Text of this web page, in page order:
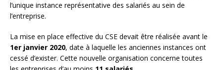
l’unique instance représentative des salariés au sein de
l’entreprise.
La mise en place effective du CSE devait être réalisée avant le
1er janvier 2020, date à laquelle les anciennes instances ont
cessé d’exister. Cette nouvelle organisation concerne toutes